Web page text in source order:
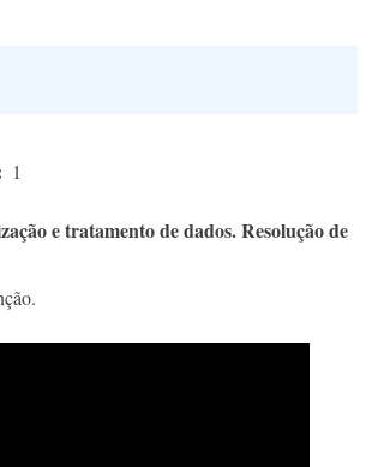
1
e tratamento de dados. Resolução de